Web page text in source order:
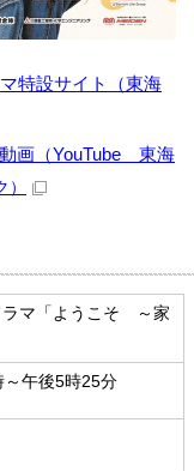
特設サイト（東海
画（YouTube 東海
）
ラマ「ようこそ ～家
午後5時25分